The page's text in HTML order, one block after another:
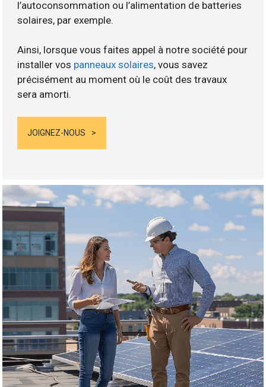
l’autoconsommation ou l’alimentation de batteries
solaires, par exemple.
Ainsi, lorsque vous faites appel à notre société pour
installer vos panneaux solaires, vous savez
précisément au moment où le coût des travaux
sera amorti.
JOIGNEZ-NOUS